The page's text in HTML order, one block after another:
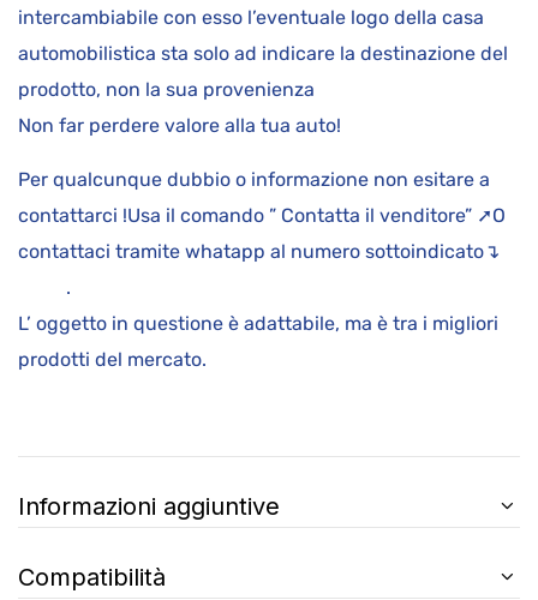
intercambiabile con esso l’eventuale logo della casa
automobilistica sta solo ad indicare la destinazione del
prodotto, non la sua provenienza
Non far perdere valore alla tua auto!
Per qualcunque dubbio o informazione non esitare a
contattarci !Usa il comando ” Contatta il venditore” ➚O
contattaci tramite whatapp al numero sottoindicato↴
.
L’ oggetto in questione è adattabile, ma è tra i migliori
prodotti del mercato.
Informazioni aggiuntive
Compatibilità